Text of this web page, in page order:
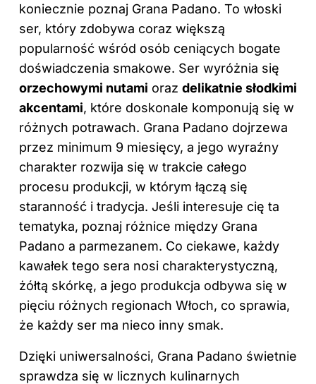
koniecznie poznaj Grana Padano. To włoski
ser, który zdobywa coraz większą
popularność wśród osób ceniących bogate
doświadczenia smakowe. Ser wyróżnia się
orzechowymi nutami oraz delikatnie słodkimi
akcentami, które doskonale komponują się w
różnych potrawach. Grana Padano dojrzewa
przez minimum 9 miesięcy, a jego wyraźny
charakter rozwija się w trakcie całego
procesu produkcji, w którym łączą się
staranność i tradycja. Jeśli interesuje cię ta
tematyka, poznaj różnice między Grana
Padano a parmezanem. Co ciekawe, każdy
kawałek tego sera nosi charakterystyczną,
żółtą skórkę, a jego produkcja odbywa się w
pięciu różnych regionach Włoch, co sprawia,
że każdy ser ma nieco inny smak.
Dzięki uniwersalności, Grana Padano świetnie
sprawdza się w licznych kulinarnych